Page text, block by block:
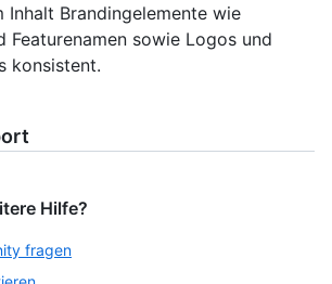
Inhalt Brandingelemente wie
Featurenamen sowie Logos und
konsistent.
Hilfe?
fragen